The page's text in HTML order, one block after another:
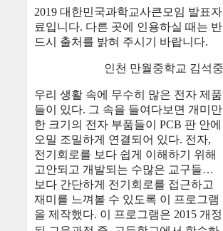
2019 대한민국과학교사큰모임 발표자
료입니다. 다른 곳에 인용하실 때는 반
드시 출처를 밝혀 주시기 바랍니다.
인천 만월중학교 김석중
우리 생활 속에 무수히 많은 전자 제품
들이 있다. 그 속을 들여다보면 개미만
한 크기의 전자 부품들이 PCB 판 안에
오밀 조밀하게 연결되어 있다. 전자,
전기회로를 보다 쉽게 이해하기 위해
고안되고 개발되는 수많은 교구들…
보다 간단하게 전기회로를 접근하고
재미를 느껴볼 수 있도록 이 프로그램
을 제작했다. 이 프로그램은 2015 개정